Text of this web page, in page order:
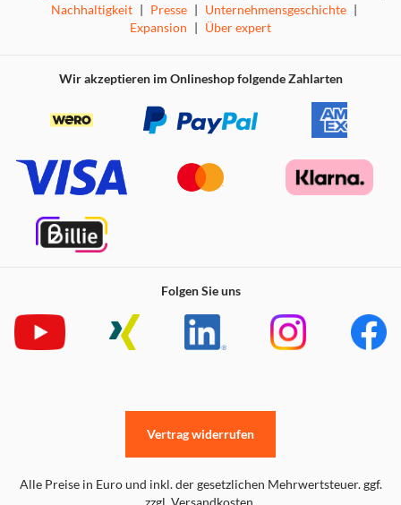
Nachhaltigkeit | Presse | Unternehmensgeschichte |
Expansion | Über expert
Wir akzeptieren im Onlineshop folgende Zahlarten
Folgen Sie uns
Alle Preise in Euro und inkl. der gesetzlichen Mehrwertsteuer. ggf.
zzgl. Versandkosten.
Vertrag widerrufen